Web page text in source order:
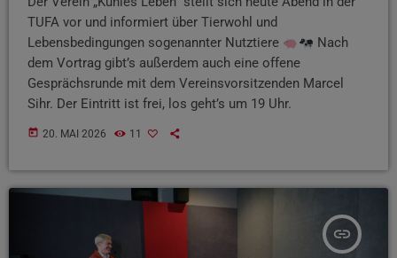
TUFA vor und informiert über Tierwohl und
Lebensbedingungen sogenannter Nutztiere
Nach
dem Vortrag gibt’s außerdem auch eine offene
Gesprächsrunde mit dem Vereinsvorsitzenden Marcel
Sihr. Der Eintritt ist frei, los geht’s um 19 Uhr.
today 20. MAI 2026 11
insert_link